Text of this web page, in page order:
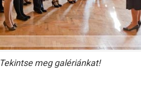
Tekintse meg galériánkat!